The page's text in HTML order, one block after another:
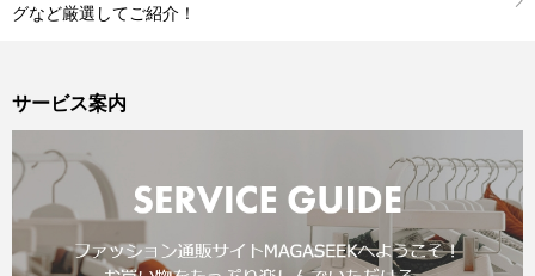
グなど厳選してご紹介！
サービス案内